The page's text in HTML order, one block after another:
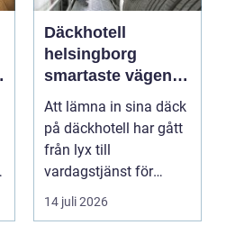
Däckhotell
helsingborg
smartaste vägen
till säkra hjulskift
Att lämna in sina däck
på däckhotell har gått
från lyx till
vardagstjänst för
många bilägare. I
Hels...
14 juli 2026